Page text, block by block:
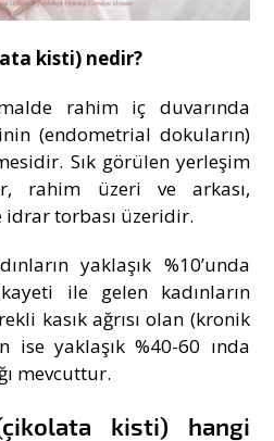
kisti) nedir?
rahim iç duvarında
(endometrial dokuların)
Sık görülen yerleşim
rahim üzeri ve arkası,
idrar torbası üzeridir.
yaklaşık %10’unda
ile gelen kadınların
kasık ağrısı olan (kronik
ise yaklaşık %40-60 ında
mevcuttur.
kisti) hangi